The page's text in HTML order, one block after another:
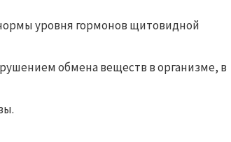
уровня гормонов щитовидной
обмена веществ в организме, в